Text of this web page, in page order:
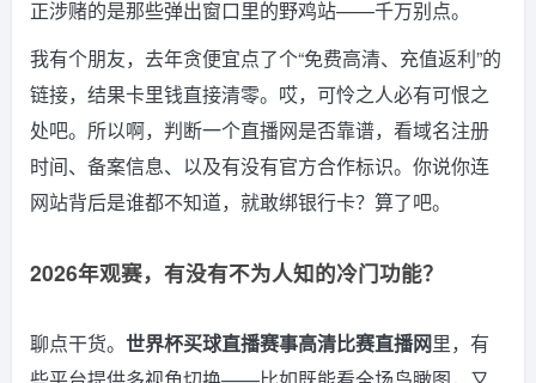
正涉赌的是那些弹出窗口里的野鸡站——千万别点。
我有个朋友，去年贪便宜点了个“免费高清、充值返利”的
链接，结果卡里钱直接清零。哎，可怜之人必有可恨之
处吧。所以啊，判断一个直播网是否靠谱，看域名注册
时间、备案信息、以及有没有官方合作标识。你说你连
网站背后是谁都不知道，就敢绑银行卡？算了吧。
2026年观赛，有没有不为人知的冷门功能？
聊点干货。 世界杯买球直播赛事高清比赛直播网里，有